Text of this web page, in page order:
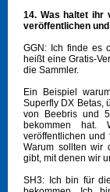
14. Was haltet ihr
veröffentlichen
GGN: Ich finde es
heißt eine Gratis-
die Sammler.
Ein Beispiel
Superfly DX Betas,
von Beebris und
bekommen hat.
veröffentlichen und
Warum sollten wir
gibt, mit denen wir
SH3: Ich bin für